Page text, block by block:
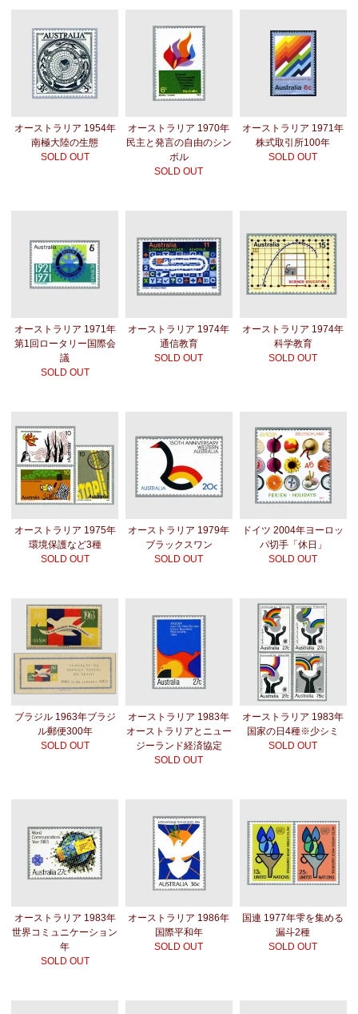
オーストラリア 1954年
南極大陸の生態
SOLD OUT
オーストラリア 1970年
民主と発言の自由のシン
ボル
SOLD OUT
オーストラリア 1971年
株式取引所100年
SOLD OUT
オーストラリア 1971年
第1回ロータリー国際会
議
SOLD OUT
オーストラリア 1974年
通信教育
SOLD OUT
オーストラリア 1974年
科学教育
SOLD OUT
オーストラリア 1975年
環境保護など3種
SOLD OUT
オーストラリア 1979年
ブラックスワン
SOLD OUT
ドイツ 2004年ヨーロッ
パ切手「休日」
SOLD OUT
ブラジル 1963年ブラジ
ル郵便300年
SOLD OUT
オーストラリア 1983年
オーストラリアとニュー
ジーランド経済協定
SOLD OUT
オーストラリア 1983年
国家の日4種※少シミ
SOLD OUT
オーストラリア 1983年
世界コミュニケーション
年
SOLD OUT
オーストラリア 1986年
国際平和年
SOLD OUT
国連 1977年雫を集める
漏斗2種
SOLD OUT